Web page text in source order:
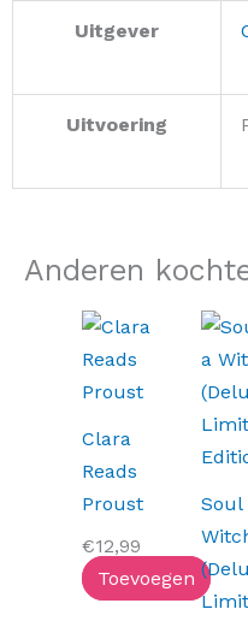
Uitgever
Uitvoering
Anderen
Clara
Reads
Proust
€12,99
Toevoegen
Soul